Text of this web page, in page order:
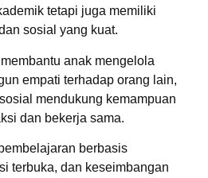
tetapi juga memiliki
sosial yang kuat.
membantu anak mengelola
empati terhadap orang lain,
mendukung kemampuan
dan bekerja sama.
berbasis
terbuka, dan keseimbangan